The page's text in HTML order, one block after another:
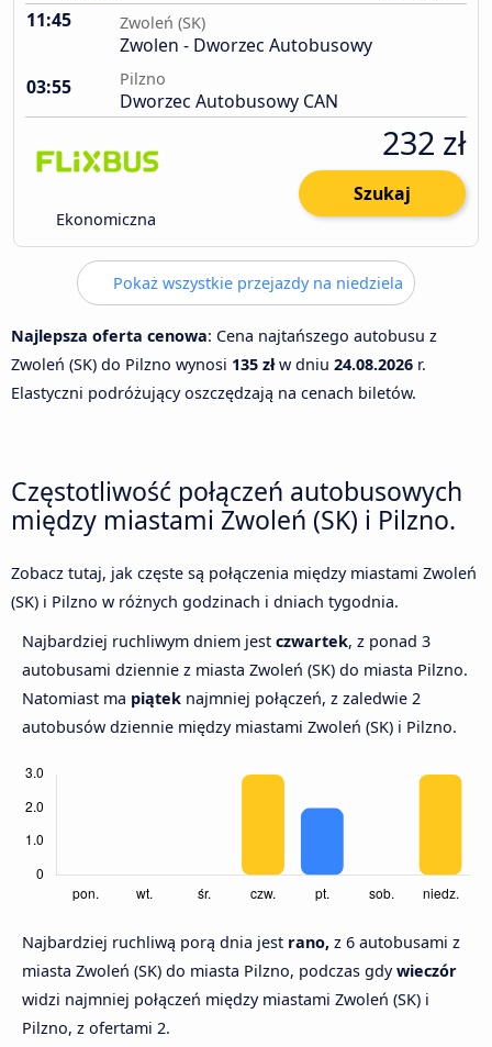
11:45 Zwoleń (SK)
Zwolen - Dworzec Autobusowy
03:55
Pilzno
Dworzec Autobusowy CAN
Ekonomiczna
232 zł
Szukaj
Pokaż wszystkie przejazdy na niedziela
Najlepsza oferta cenowa: Cena najtańszego autobusu z
Zwoleń (SK) do Pilzno wynosi 135 złw dniu 24.08.2026 r.
Elastyczni podróżujący oszczędzają na cenach biletów.
Częstotliwość połączeń autobusowych
między miastami Zwoleń (SK) i Pilzno.
Zobacz tutaj, jak częste są połączenia między miastami Zwoleń
(SK) i Pilzno w różnych godzinach i dniach tygodnia.
Najbardziej ruchliwym dniem jest czwartek, z ponad 3
autobusami dziennie z miasta Zwoleń (SK) do miasta Pilzno.
Natomiast ma piątek najmniej połączeń, z zaledwie 2
autobusów dziennie między miastami Zwoleń (SK) i Pilzno.
Najbardziej ruchliwą porą dnia jest rano, z 6 autobusami z
miasta Zwoleń (SK) do miasta Pilzno, podczas gdywieczór
widzi najmniej połączeń między miastami Zwoleń (SK) i
Pilzno, z ofertami 2.